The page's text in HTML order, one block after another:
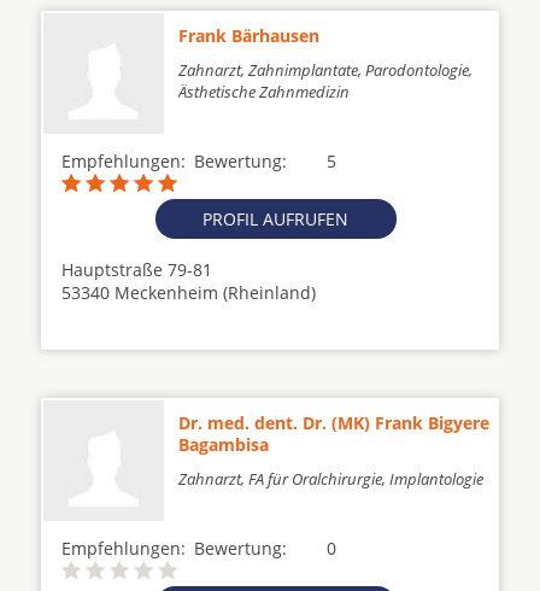
Frank Bärhausen
Zahnarzt, Zahnimplantate, Parodontologie,
Ästhetische Zahnmedizin
Empfehlungen: 5
Bewertung:
PROFIL AUFRUFEN
Hauptstraße 79-81
53340 Meckenheim (Rheinland)
Dr. med. dent. Dr. (MK) Frank Bigyere
Bagambisa
Zahnarzt, FA für Oralchirurgie, Implantologie
Empfehlungen: 0
Bewertung: